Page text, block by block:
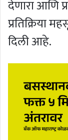
देणारा आणि
प्रतिक्रिया
दिली आहे.